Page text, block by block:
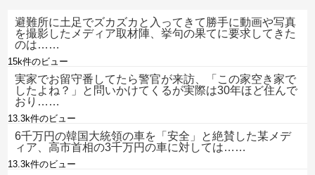
避難所に土足でズカズカと入ってきて勝手に動画や写真
を撮影したメディア取材陣、挙句の果てに要求してきた
のは……
15k件のビュー
実家でお留守番してたら警官が来訪、「この家空き家で
したよね？」と問いかけてくるが実際は30年ほど住んで
おり……
13.3k件のビュー
6千万円の韓国大統領の車を「安全」と絶賛した某メデ
ィア、高市首相の3千万円の車に対しては……
13.3k件のビュー